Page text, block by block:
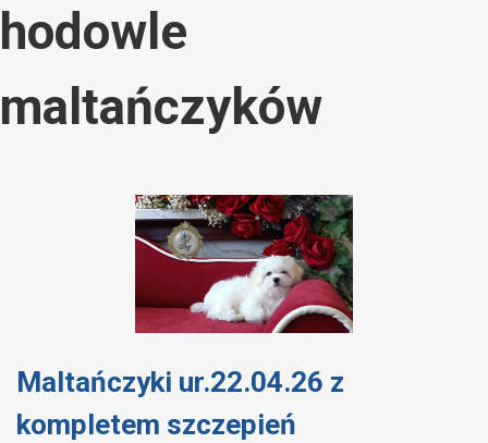
hodowle
maltańczyków
Maltańczyki ur.22.04.26 z
kompletem szczepień